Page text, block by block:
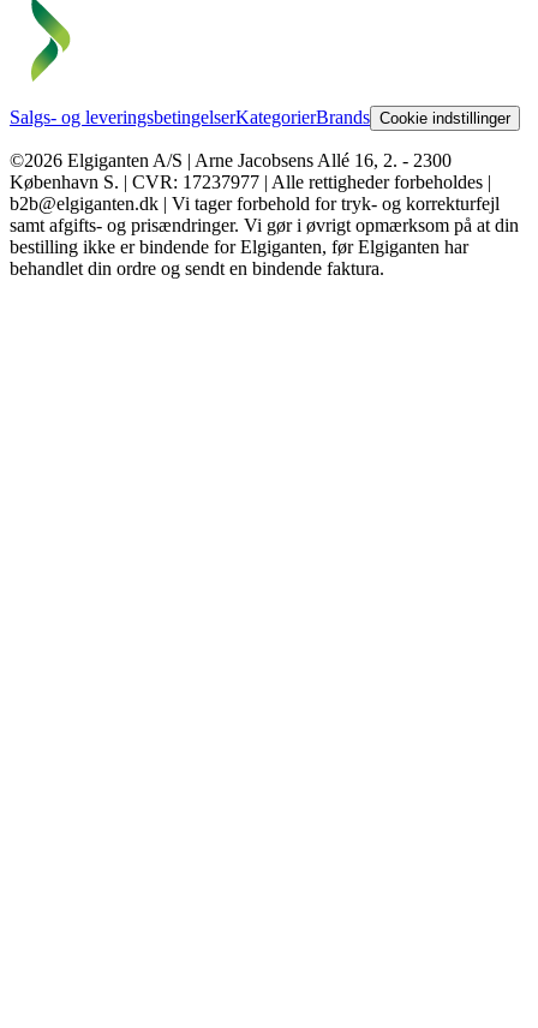
Salgs- og leveringsbetingelserKategorierBrands Cookie indstillinger
©2026 Elgiganten A/S | Arne Jacobsens Allé 16, 2. - 2300
København S. | CVR: 17237977 | Alle rettigheder forbeholdes |
b2b@elgiganten.dk | Vi tager forbehold for tryk- og korrekturfejl
samt afgifts- og prisændringer. Vi gør i øvrigt opmærksom på at din
bestilling ikke er bindende for Elgiganten, før Elgiganten har
behandlet din ordre og sendt en bindende faktura.